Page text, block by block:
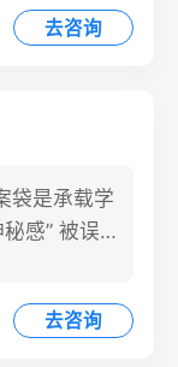
去咨询
袋是承载学
感” 被误操
去咨询